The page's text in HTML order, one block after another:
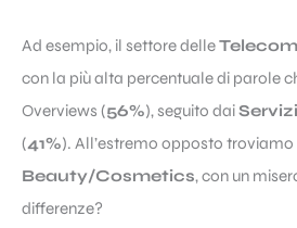
Ad esempio, il settore delle
con la più alta percentuale di parole
Overviews (56%), seguito dai
(41%). All’estremo opposto
Beauty/Cosmetics, con un
differenze?